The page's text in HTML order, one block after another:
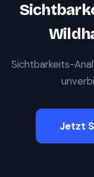
Sichtbarkeits-
Jetzt